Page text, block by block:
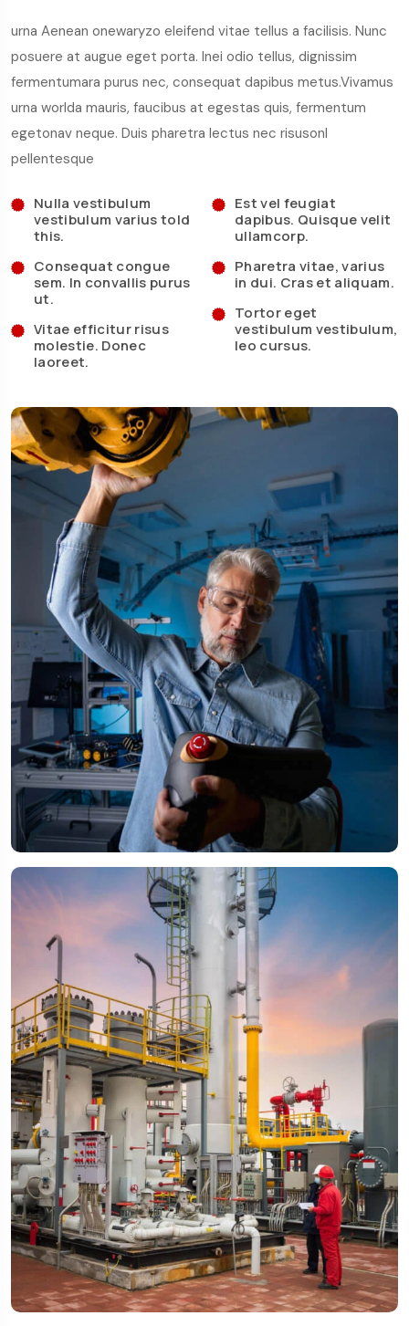
urna Aenean onewaryzo eleifend vitae tellus a facilisis. Nunc
posuere at augue eget porta. Inei odio tellus, dignissim
fermentumara purus nec, consequat dapibus metus.Vivamus
urna worlda mauris, faucibus at egestas quis, fermentum
egetonav neque. Duis pharetra lectus nec risusonl
pellentesque
Nulla vestibulum
vestibulum varius told
this.
Consequat congue
sem. In convallis purus
ut.
Vitae efficitur risus
molestie. Donec
laoreet.
Est vel feugiat
dapibus. Quisque velit
ullamcorp.
Pharetra vitae, varius
in dui. Cras et aliquam.
Tortor eget
vestibulum vestibulum,
leo cursus.